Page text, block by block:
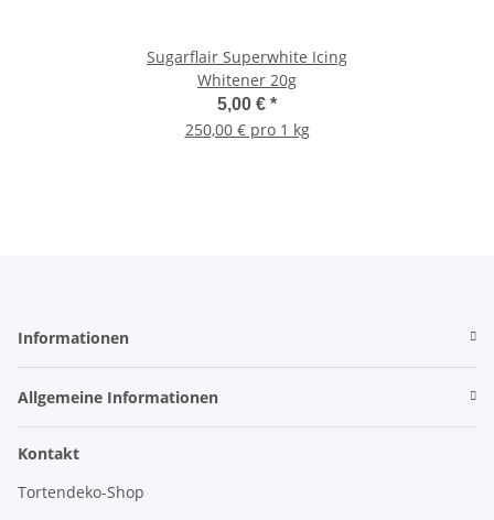
Sugarflair Superwhite Icing
Whitener 20g
5,00 € *
250,00 € pro 1 kg
Informationen
Allgemeine Informationen
Kontakt
Tortendeko-Shop